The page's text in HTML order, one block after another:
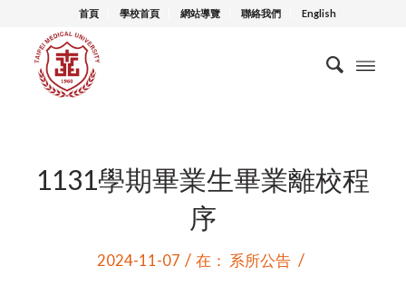
首頁 學校首頁 網站導覽 聯絡我們 English
1131學期畢業生畢業離校程
序
2024-11-07 / 在： 系所公告 /